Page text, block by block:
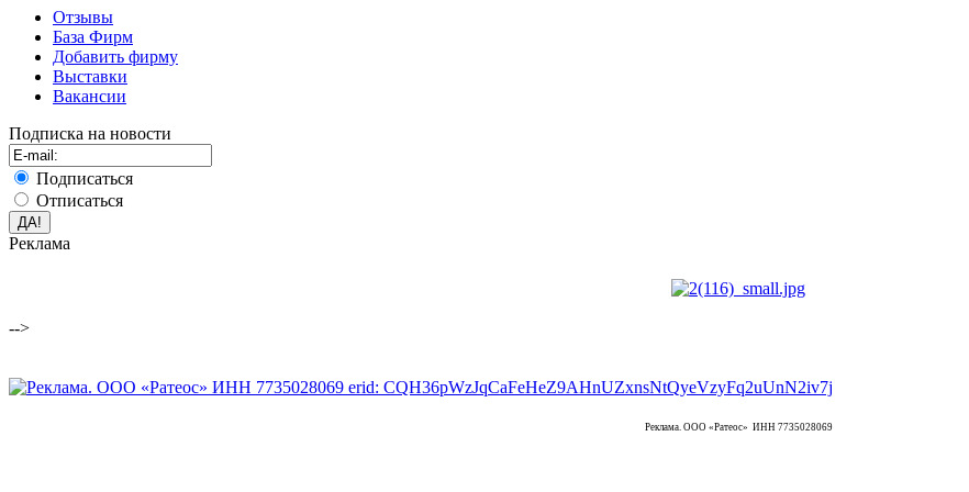
Отзывы
База Фирм
Добавить фирму
Выставки
Вакансии
Подписка на новости
Подписаться
Отписаться
Реклама
-->
Реклама. ООО «Ратеос» ИНН 7735028069